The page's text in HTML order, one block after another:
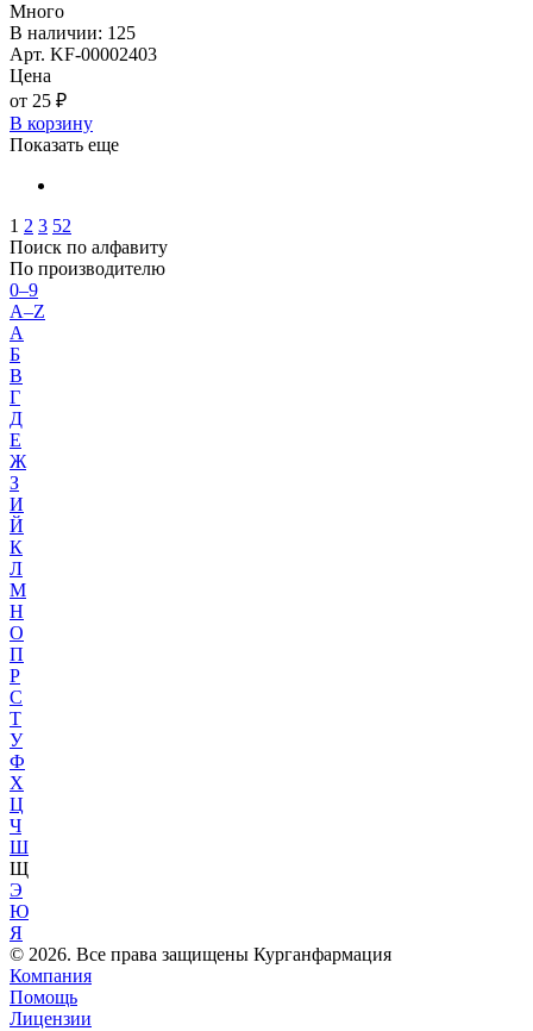
Много
В наличии: 125
Арт. KF-00002403
Цена
от 25 ₽
В корзину
Показать еще
1 2 3 52
Поиск по алфавиту
По производителю
0–9
A–Z
А
Б
В
Г
Д
Е
Ж
З
И
Й
К
Л
М
Н
О
П
Р
С
Т
У
Ф
Х
Ц
Ч
Ш
Щ
Э
Ю
Я
© 2026. Все права защищены Курганфармация
Компания
Помощь
Лицензии